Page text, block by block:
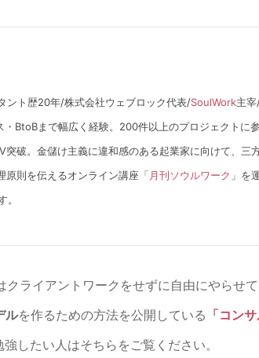
ント歴20年/株式会社ウェブロック代表/SoulWork主
BtoBまで幅広く経験。200件以上のプロジェクトに参
破。金儲け主義に違和感のある起業家に向けて、三
原則を伝えるオンライン講座「 月刊ソウルワーク 」を
。
ライアントワークをせずに自由にやらせ
ルを作るための方法を公開している 「コン
したい人はそちらをご覧ください。